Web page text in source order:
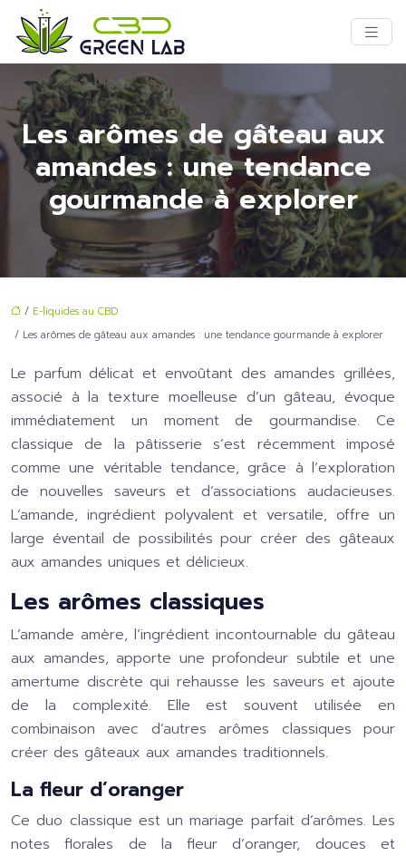
Les arômes de gâteau aux
amandes : une tendance
gourmande à explorer
/ E-liquides au CBD
/ Les arômes de gâteau aux amandes : une tendance gourmande à explorer
Le parfum délicat et envoûtant des amandes grillées,
associé à la texture moelleuse d’un gâteau, évoque
immédiatement un moment de gourmandise. Ce
classique de la pâtisserie s’est récemment imposé
comme une véritable tendance, grâce à l’exploration
de nouvelles saveurs et d’associations audacieuses.
L’amande, ingrédient polyvalent et versatile, offre un
large éventail de possibilités pour créer des gâteaux
aux amandes uniques et délicieux.
Les arômes classiques
L’amande amère, l’ingrédient incontournable du gâteau
aux amandes, apporte une profondeur subtile et une
amertume discrète qui rehausse les saveurs et ajoute
de la complexité. Elle est souvent utilisée en
combinaison avec d’autres arômes classiques pour
créer des gâteaux aux amandes traditionnels.
La fleur d’oranger
Ce duo classique est un mariage parfait d’arômes. Les
notes florales de la fleur d’oranger, douces et